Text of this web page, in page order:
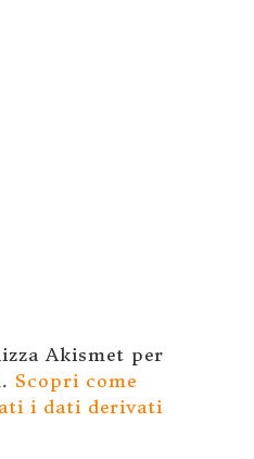
Akismet per
Scopri come
i dati derivati